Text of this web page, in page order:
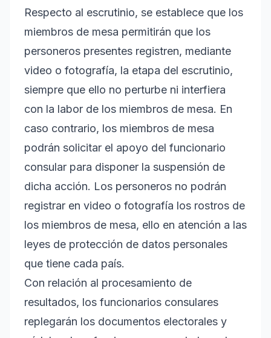
Respecto al escrutinio, se establece que los
miembros de mesa permitirán que los
personeros presentes registren, mediante
video o fotografía, la etapa del escrutinio,
siempre que ello no perturbe ni interfiera
con la labor de los miembros de mesa. En
caso contrario, los miembros de mesa
podrán solicitar el apoyo del funcionario
consular para disponer la suspensión de
dicha acción. Los personeros no podrán
registrar en video o fotografía los rostros de
los miembros de mesa, ello en atención a las
leyes de protección de datos personales
que tiene cada país.
Con relación al procesamiento de
resultados, los funcionarios consulares
replegarán los documentos electorales y